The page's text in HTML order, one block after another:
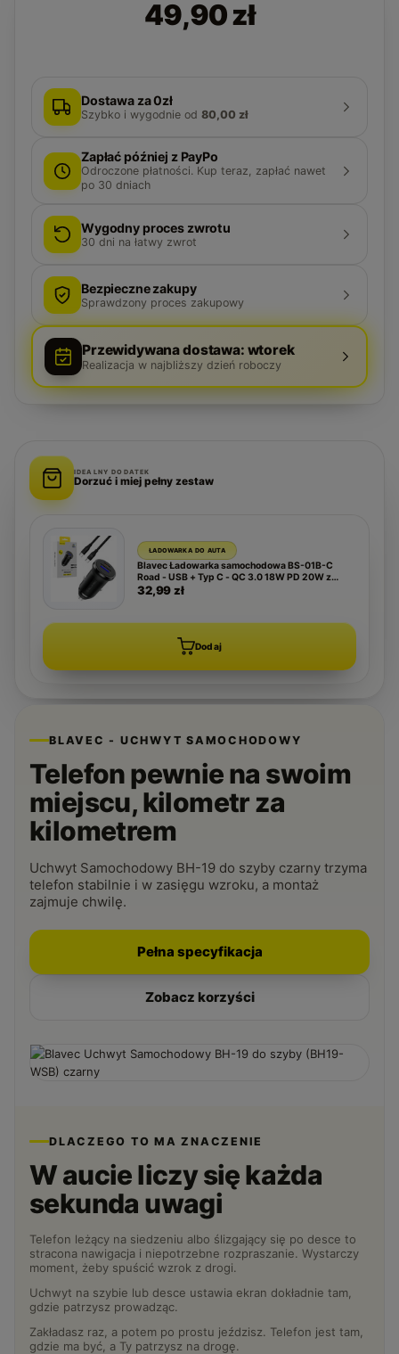
49,90 zł
Dostawa za 0zł
Szybko i wygodnie od 80,00 zł
Zapłać później z PayPo
Odroczone płatności. Kup teraz, zapłać nawet
po 30 dniach
Wygodny proces zwrotu
30 dni na łatwy zwrot
Bezpieczne zakupy
Sprawdzony proces zakupowy
Przewidywana dostawa: wtorek
Realizacja w najbliższy dzień roboczy
IDEALNY DODATEK
Dorzuć i miej pełny zestaw
ŁADOWARKA DO AUTA
Blavec Ładowarka samochodowa BS-01B-C
Road - USB + Typ C - QC 3.0 18W PD 20W z
kablem Typ C na Typ C (CCBS01BCR-UCB)
czarna
32,99 zł
Dodaj
BLAVEC - UCHWYT SAMOCHODOWY
Telefon pewnie na swoim
miejscu, kilometr za
kilometrem
Uchwyt Samochodowy BH-19 do szyby czarny trzyma
telefon stabilnie i w zasięgu wzroku, a montaż
zajmuje chwilę.
Pełna specyfikacja
Zobacz korzyści
DLACZEGO TO MA ZNACZENIE
W aucie liczy się każda
sekunda uwagi
Telefon leżący na siedzeniu albo ślizgający się po desce to
stracona nawigacja i niepotrzebne rozpraszanie. Wystarczy
moment, żeby spuścić wzrok z drogi.
Uchwyt na szybie lub desce ustawia ekran dokładnie tam,
gdzie patrzysz prowadząc.
Zakładasz raz, a potem po prostu jeździsz. Telefon jest tam,
gdzie ma być, a Ty patrzysz na drogę.